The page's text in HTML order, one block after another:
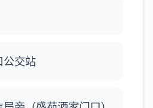
公交站